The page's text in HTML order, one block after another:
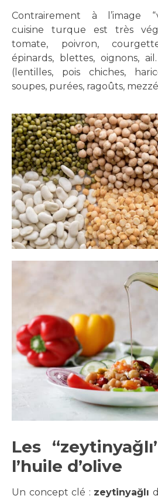
Contrairement à l’image
cuisine turque est très
tomate, poivron,
épinards, blettes, oignons,
(lentilles, pois chiches,
soupes, purées, ragoûts,
Les
l’huile d’olive
Un concept clé : zeytinyağlı